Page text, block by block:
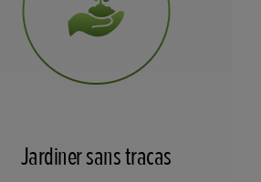
Jardiner sans tracas